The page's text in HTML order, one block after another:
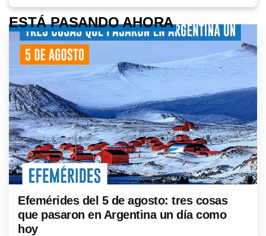
ESTÁ PASANDO AHORA
Efemérides del 5 de agosto: tres cosas
que pasaron en Argentina un día como
hoy